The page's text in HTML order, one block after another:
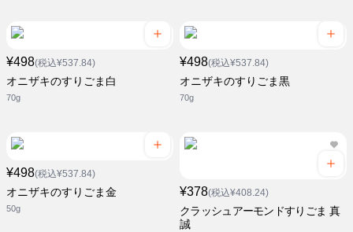
¥498(税込¥537.84)
オニザキのすりごま白
70g
¥498(税込¥537.84)
オニザキのすりごま黒
70g
¥498(税込¥537.84)
オニザキのすりごま金
50g
¥378(税込¥408.24)
クラッシュアーモンドすりごま 真
誠